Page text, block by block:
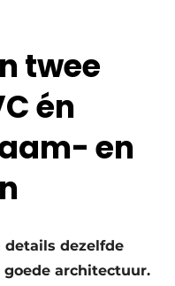
twee
én
en
details dezelfde
architectuur.